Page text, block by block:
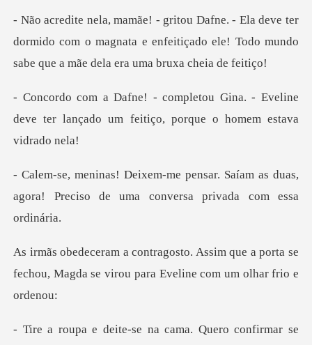
ter
dormido com o magnata e enfeitiçado ele! Todo mun
na. - Eveline
deve ter lançado um feit
. Saíam as duas,
agora! Preciso de um
que a porta se
fechou, Magda se virou p
a cama. Quero confirmar se